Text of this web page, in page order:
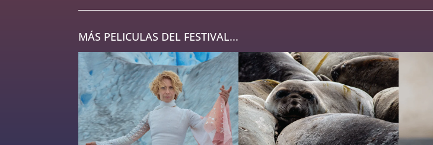
MÁS PELICULAS DEL FESTIVAL...